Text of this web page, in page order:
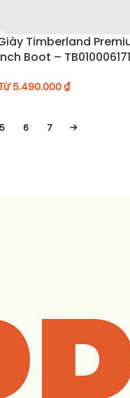
Timberland
Boot –
5.490.000₫
5 6 7 →